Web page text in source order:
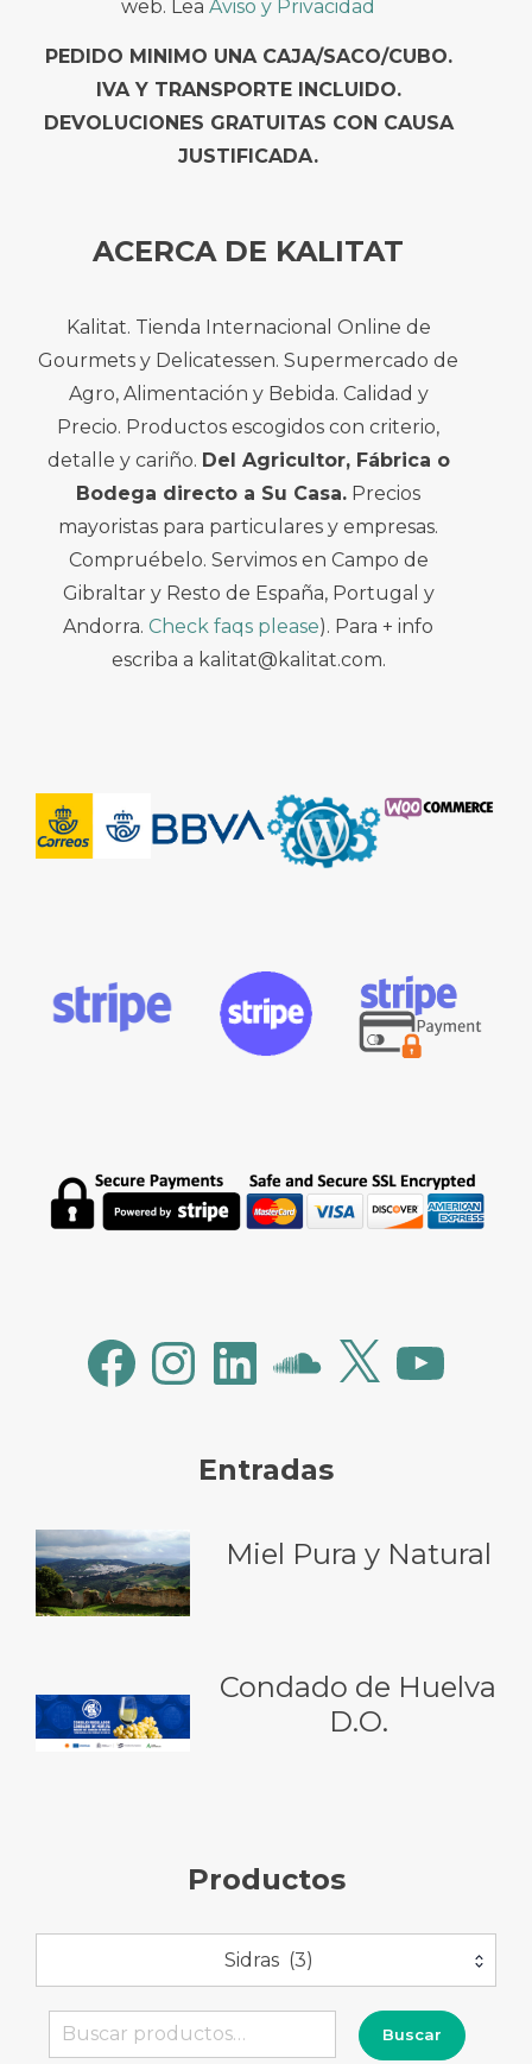
web. Lea Aviso y Privacidad
PEDIDO MINIMO UNA CAJA/SACO/CUBO.
IVA Y TRANSPORTE INCLUIDO.
DEVOLUCIONES GRATUITAS CON CAUSA
JUSTIFICADA.
ACERCA DE KALITAT
Kalitat. Tienda Internacional Online de
Gourmets y Delicatessen. Supermercado de
Agro, Alimentación y Bebida. Calidad y
Precio. Productos escogidos con criterio,
detalle y cariño. Del Agricultor, Fábrica o
Bodega directo a Su Casa. Precios
mayoristas para particulares y empresas.
Compruébelo. Servimos en Campo de
Gibraltar y Resto de España, Portugal y
Andorra. Check faqs please). Para + info
escriba a kalitat@kalitat.com.
FacebookInstagramLinkedInSoundCloud
X YouTube
Entradas
Miel Pura y Natural
Condado de Huelva
D.O.
Productos
Sidras (3)
Buscar
por:
Buscar